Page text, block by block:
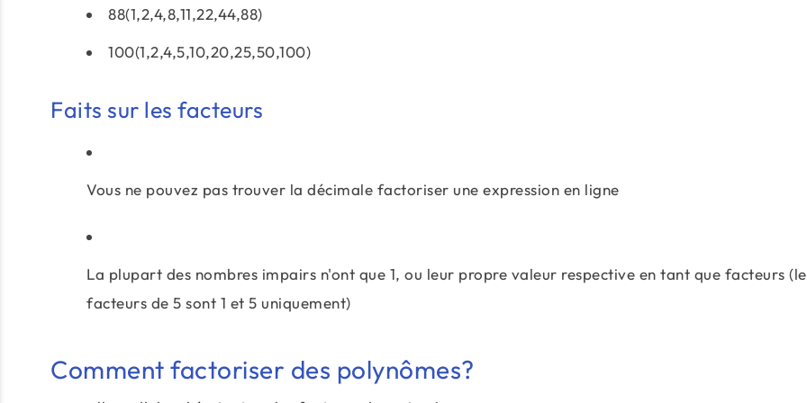
88(1,2,4,8,11,22,44,88)
100(1,2,4,5,10,20,25,50,100)
Faits sur les facteurs
Vous ne pouvez pas trouver la décimale factoriser une expression en ligne
La plupart des nombres impairs n'ont que 1, ou leur propre valeur respective en tant que facteurs
facteurs de 5 sont 1 et 5 uniquement)
Comment factoriser des polynômes?